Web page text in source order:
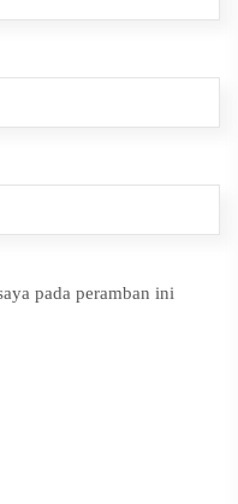
pada peramban ini